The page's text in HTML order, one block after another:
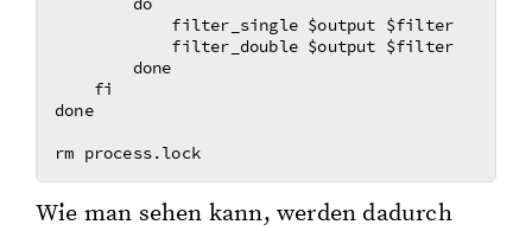
            filter_single $output $filter
            filter_double $output $filter
        done
    fi
done
Wie man sehen kann, wer­den da­durch